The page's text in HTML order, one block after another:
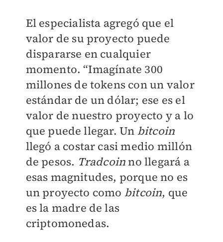
El especialista agregó que el
valor de su proyecto puede
dispararse en cualquier
momento. “Imagínate 300
millones de tokens con un valor
estándar de un dólar; ese es el
valor de nuestro proyecto y a lo
que puede llegar. Un bitcoin
llegó a costar casi medio millón
de pesos. Tradcoinno llegará a
esas magnitudes, porque no es
un proyecto como bitcoin, que
es la madre de las
criptomonedas.